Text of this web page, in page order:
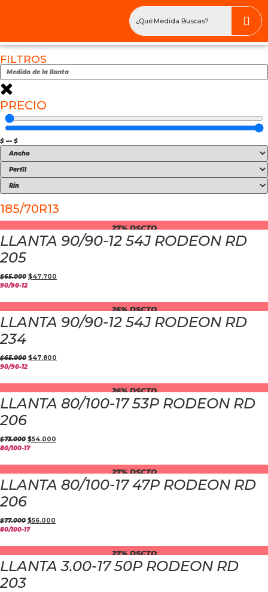
FILTROS
PRECIO
$ — $
185/70R13
27% DSCTO
LLANTA 90/90-12 54J RODEON RD
205
$65.000 $47.700
90/90-12
26% DSCTO
LLANTA 90/90-12 54J RODEON RD
234
$65.000 $47.800
90/90-12
26% DSCTO
LLANTA 80/100-17 53P RODEON RD
206
$73.000 $54.000
80/100-17
27% DSCTO
LLANTA 80/100-17 47P RODEON RD
206
$77.000 $56.000
80/100-17
27% DSCTO
LLANTA 3.00-17 50P RODEON RD
203